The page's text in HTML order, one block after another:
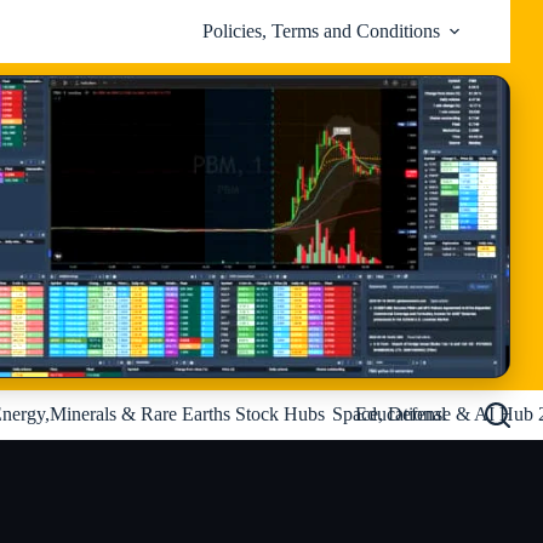
Policies, Terms and Conditions
& Rare Earths Stock Hubs Space, Defense & AI Hub
Educational